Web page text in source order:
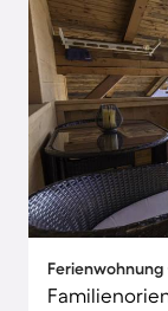
Ferienwohnung